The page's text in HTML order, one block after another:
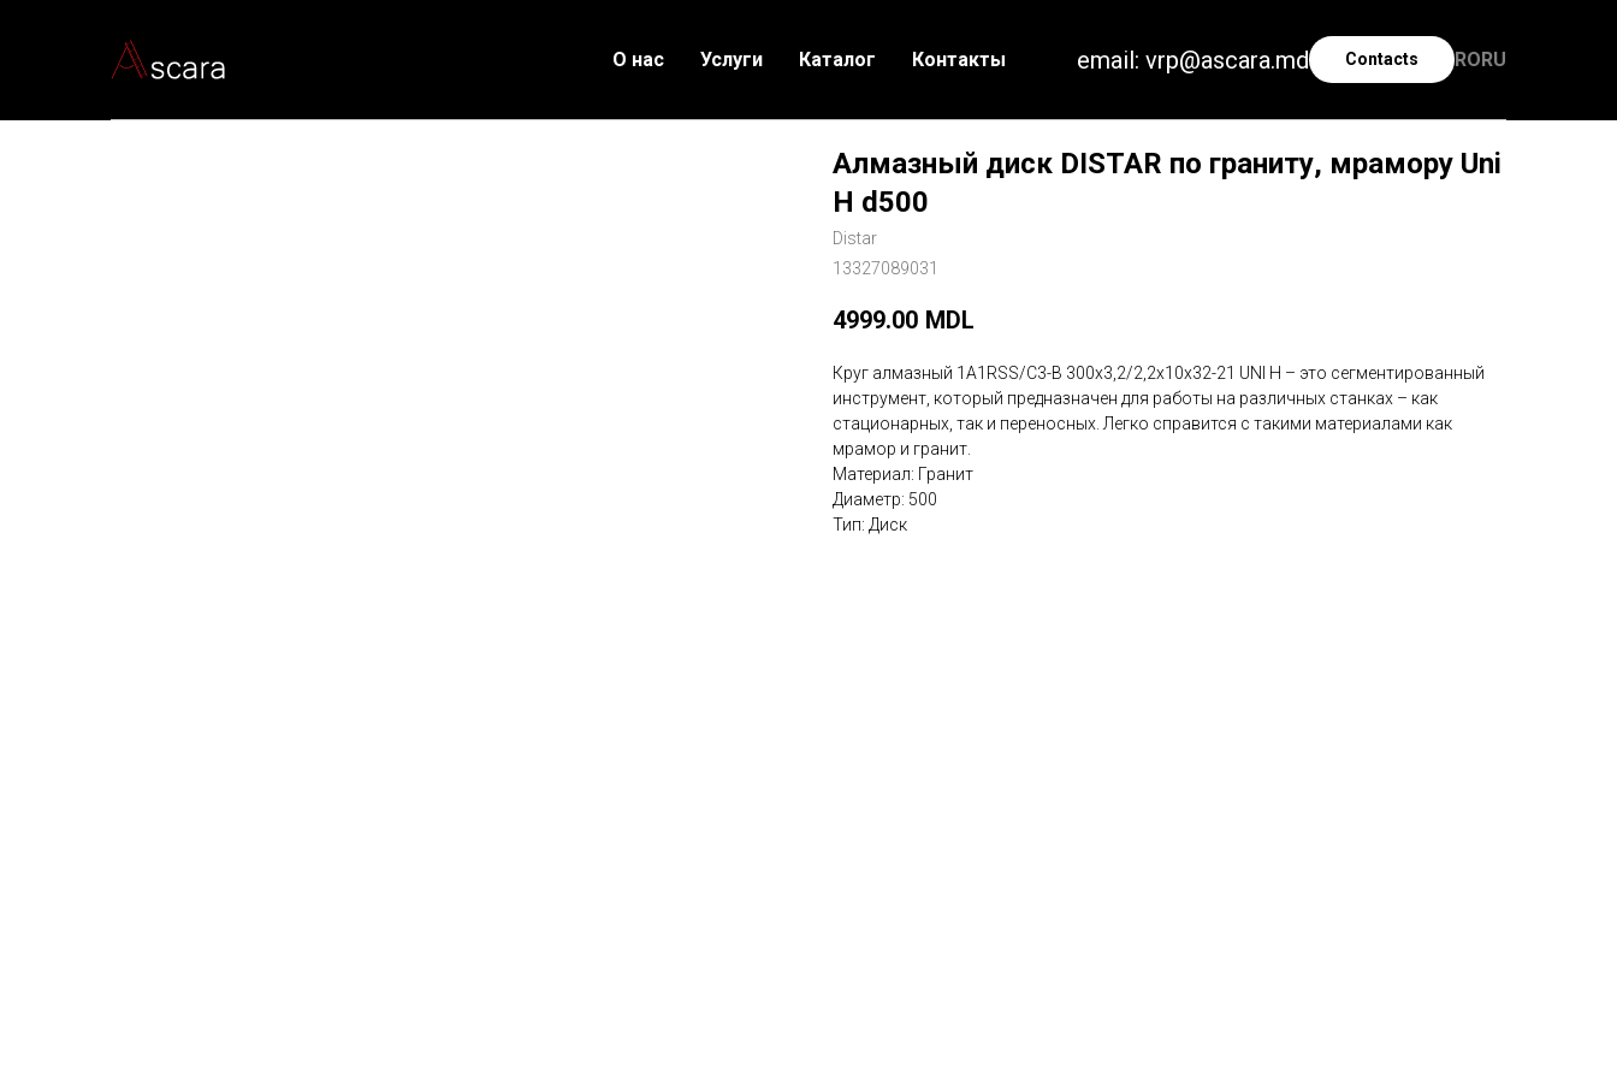
О нас Услуги Каталог Контакты email: vrp@ascara.md Contacts RO RU
Алмазный диск DISTAR по граниту, мрамору Uni
H d500
Distar
13327089031
4999.00 MDL
Круг алмазный 1A1RSS/C3-B 300x3,2/2,2x10x32-21 UNI H – это сегментированный
инструмент, который предназначен для работы на различных станках – как
стационарных, так и переносных. Легко справится с такими материалами как
мрамор и гранит.
Материал: Гранит
Диаметр: 500
Тип: Диск